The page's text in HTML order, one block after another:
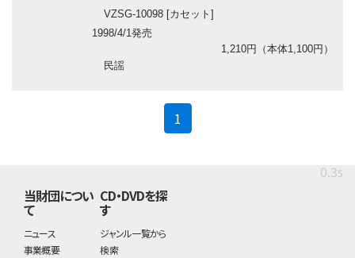
VZSG-10098 [カセット]
1998/4/1発売
1,210円（本体1,100円）
民謡
1
0.3s
当財団につい
て
ニュース
事業概要
CD・DVDを探
す
ジャンル一覧から
検索